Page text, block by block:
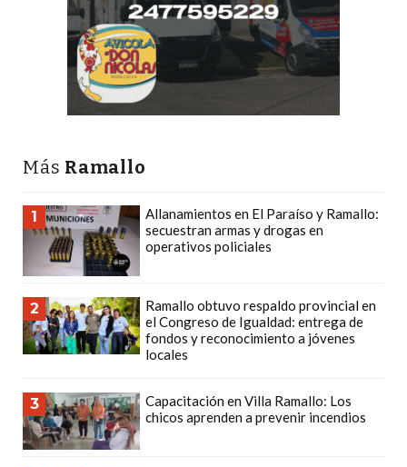
MEJORES
PRECIOS
PROTEIN
DÓNDE
EL
MEJOR
GIMNASIO
DE
PERGAMINO
CREAR
TIENDA
GRATIS
SUPLEMENTOS
DEPORTIVOS
Más Ramallo
1
Allanamientos en El Paraíso y Ramallo:
secuestran armas y drogas en
operativos policiales
2
Ramallo obtuvo respaldo provincial en
el Congreso de Igualdad: entrega de
fondos y reconocimiento a jóvenes
locales
3
Capacitación en Villa Ramallo: Los
chicos aprenden a prevenir incendios